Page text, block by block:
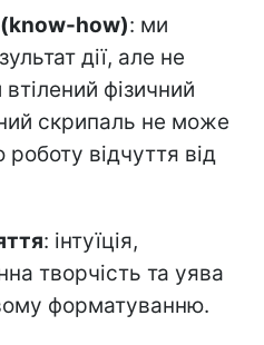
(know-how): ми
дії, але не
фізичний
скрипаль не може
відчуття від
: інтуїція,
творчість та уява
форматуванню.